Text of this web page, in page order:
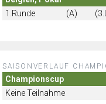
1.Runde
(A)
SAISONVERLAUF
Championscup
Keine Teilnahme